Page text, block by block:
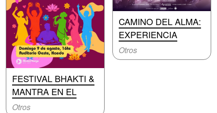
FESTIVAL BHAKTI &
MANTRA EN EL
Otros
CAMINO DEL ALMA:
EXPERIENCIA
Otros